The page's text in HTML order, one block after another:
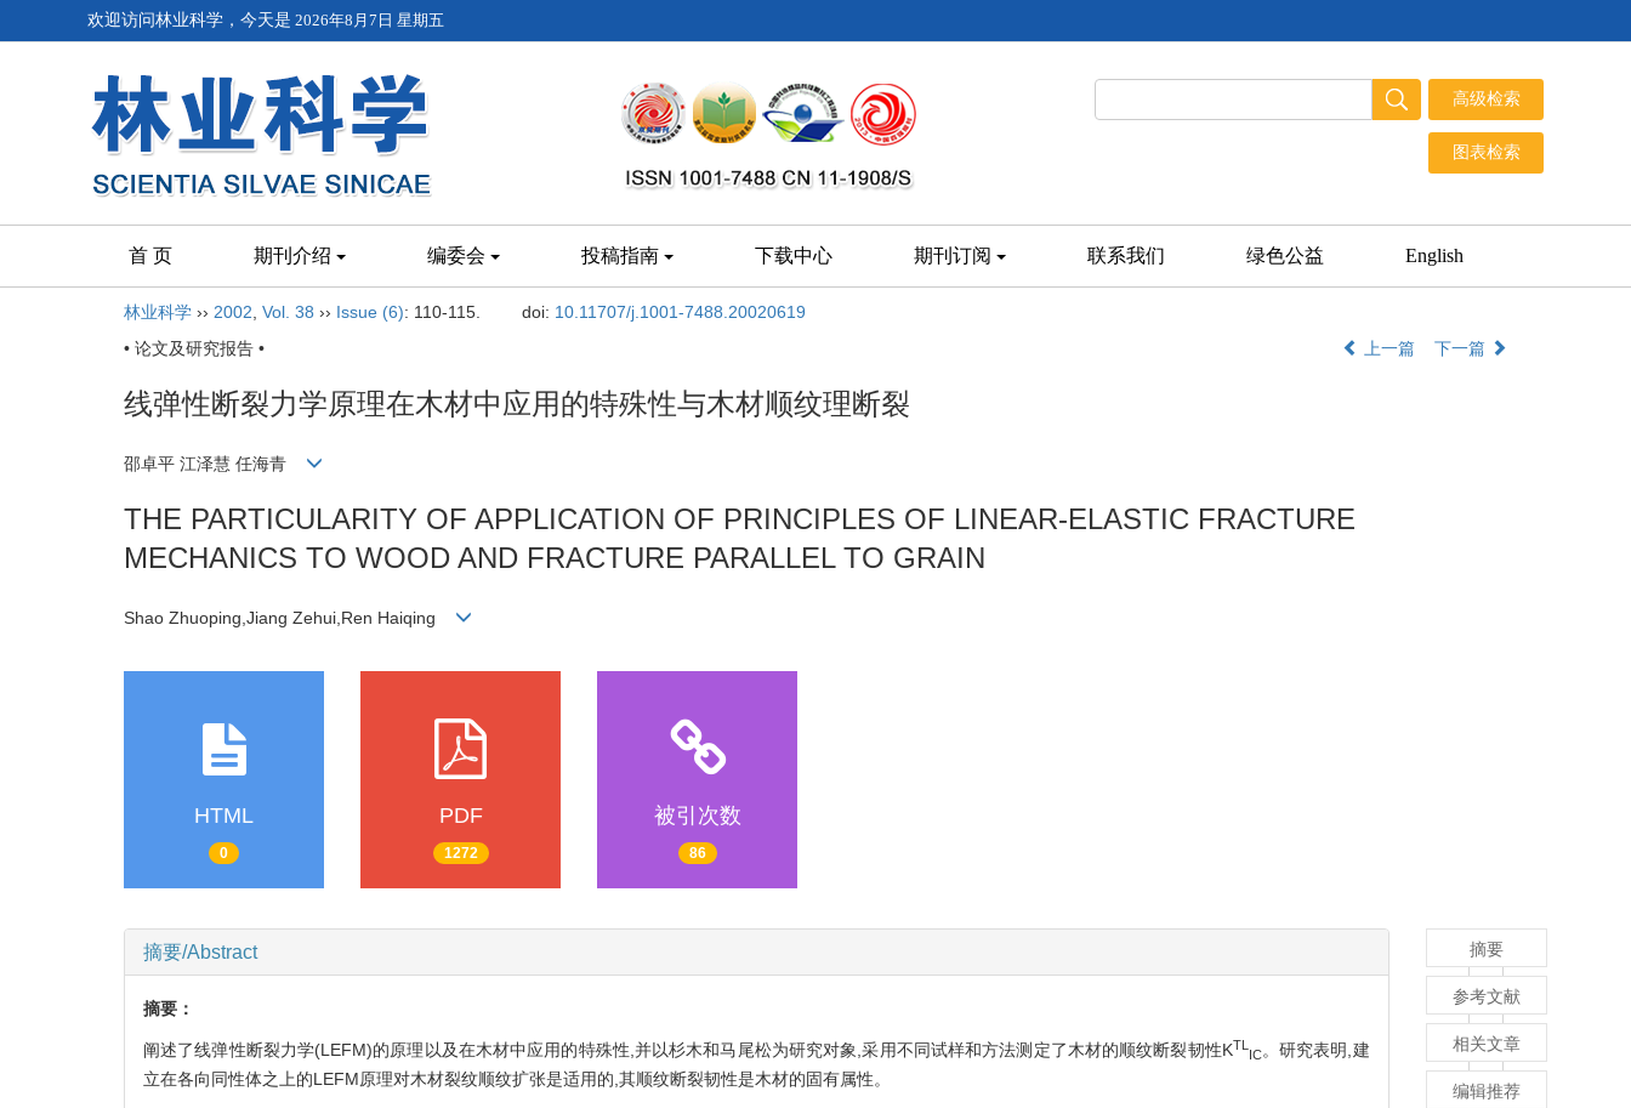
欢迎访问林业科学，今天是 2026年8月7日 星期五
首 页 期刊介绍 编委会 投稿指南 下载中心 期刊订阅 联系我们 绿色公益 English
林业科学 ›› 2002 Vol. 38 ›› Issue (6): 110-115. doi: 10.11707/j.1001-7488.20020619
• 论文及研究报告 •
上一篇 下一篇
线弹性断裂力学原理在木材中应用的特殊性与木材顺纹理断裂
邵卓平 江泽慧 任海青
THE PARTICULARITY OF APPLICATION OF PRINCIPLES OF LINEAR-ELASTIC FRACTURE
MECHANICS TO WOOD AND FRACTURE PARALLEL TO GRAIN
Shao Zhuoping,Jiang Zehui,Ren Haiqing
HTML
0
PDF
1272
被引次数
86
摘要/Abstract
摘要：
阐述了线弹性断裂力学(LEFM)的原理以及在木材中应用的特殊性,并以杉木和马尾松为研究对象,采用不同试样和方法测定了木材的顺纹断裂韧性KTL
IC。研究表明,建
立在各向同性体之上的LEFM原理对木材裂纹顺纹扩张是适用的,其顺纹断裂韧性是木材的固有属性。
摘要
参考文献
相关文章
编辑推荐